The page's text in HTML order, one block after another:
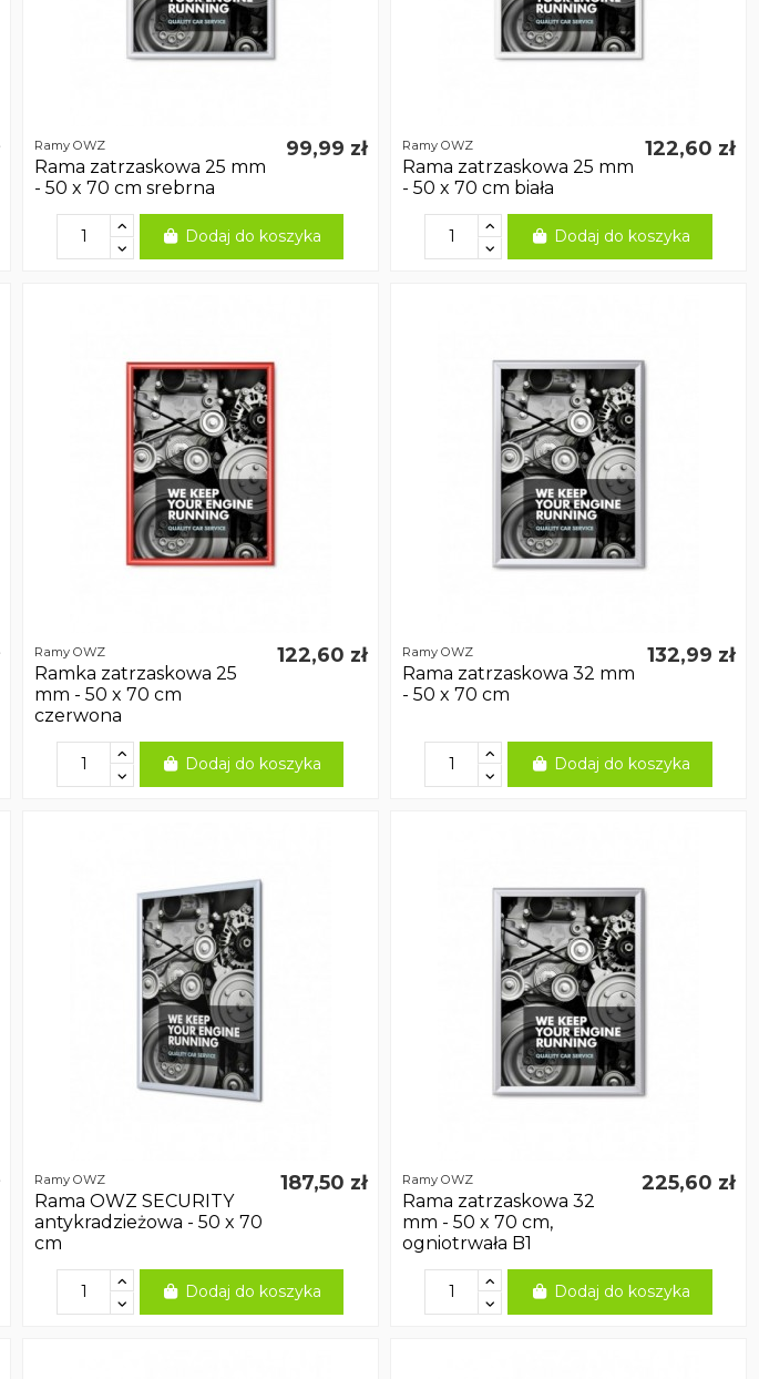
Ramy OWZ
Rama zatrzaskowa 25 mm
- 50 x 70 cm srebrna
99,99 zł
Dodaj do koszyka
Ramy OWZ
Rama zatrzaskowa 25 mm
- 50 x 70 cm biała
122,60 zł
Dodaj do koszyka
Ramy OWZ
Ramka zatrzaskowa 25
mm - 50 x 70 cm
czerwona
122,60 zł
Dodaj do koszyka
Ramy OWZ
Rama zatrzaskowa 32 mm
- 50 x 70 cm
132,99 zł
Dodaj do koszyka
Ramy OWZ
Rama OWZ SECURITY
antykradzieżowa - 50 x 70
cm
187,50 zł
Dodaj do koszyka
Ramy OWZ
Rama zatrzaskowa 32
mm - 50 x 70 cm,
ogniotrwała B1
225,60 zł
Dodaj do koszyka